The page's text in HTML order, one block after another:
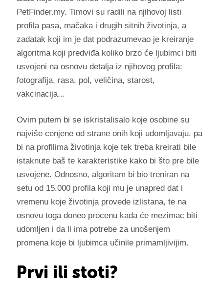
PetFinder.my. Timovi su radili na njihovoj listi
profila pasa, mačaka i drugih sitnih životinja, a
zadatak koji im je dat podrazumevao je kreiranje
algoritma koji predviđa koliko brzo će ljubimci biti
usvojeni na osnovu detalja iz njihovog profila:
fotografija, rasa, pol, veličina, starost,
vakcinacija...
Ovim putem bi se iskristalisalo koje osobine su
najviše cenjene od strane onih koji udomljavaju, pa
bi na profilima životinja koje tek treba kreirati bile
istaknute baš te karakteristike kako bi što pre bile
usvojene. Odnosno, algoritam bi bio treniran na
setu od 15.000 profila koji mu je unapred dat i
vremenu koje životinja provede izlistana, te na
osnovu toga doneo procenu kada će mezimac biti
udomljen i da li ima potrebe za unošenjem
promena koje bi ljubimca učinile primamljivijim.
Prvi ili stoti?